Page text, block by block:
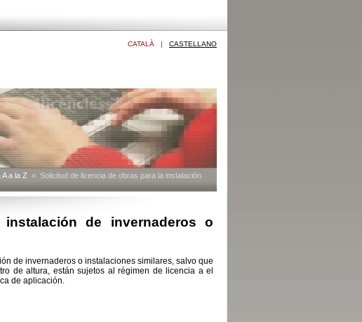
CATALÀ | CASTELLANO
a la Z » Solicitud de licencia de obras para la instalación
de invernaderos o
de invernaderos o instalaciones similares, salvo que
de altura, están sujetos al régimen de licencia a el
de aplicación.